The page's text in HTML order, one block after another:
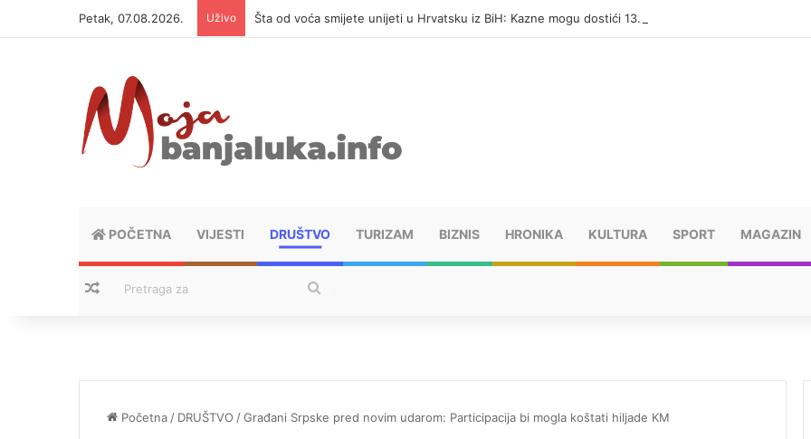
Petak, 07.08.2026. Uživo Šta od voća smijete unijeti u Hrvatsku iz BiH: Kazne mogu dostići 13.260 evra
POČETNA VIJESTI DRUŠTVO TURIZAM BIZNIS HRONIKA KULTURA SPORT MAGAZIN
Nasumični tekstovi
Početna / DRUŠTVO /Građani Srpske pred novim udarom: Participacija bi mogla koštati hiljade KM